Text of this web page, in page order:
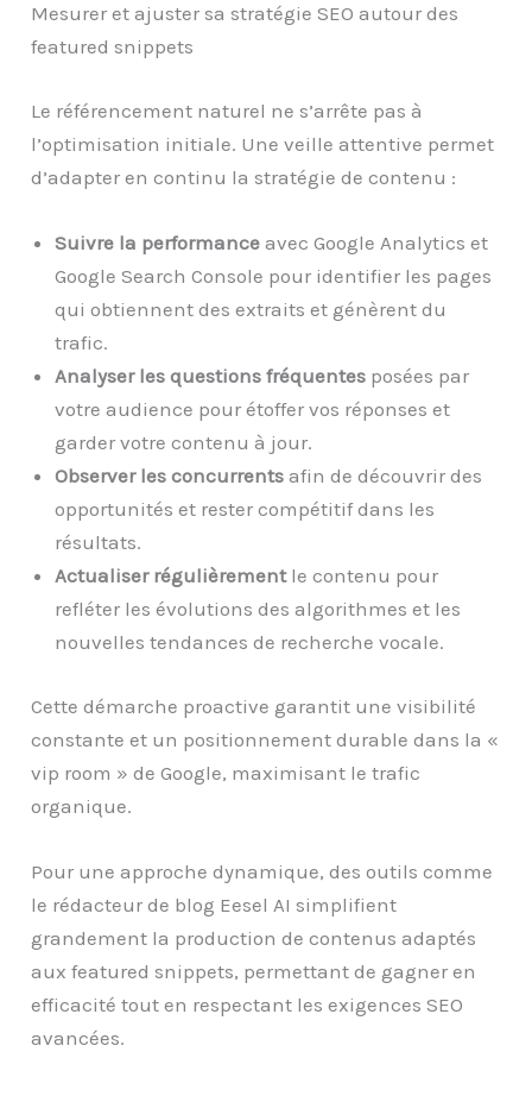
Mesurer et ajuster sa stratégie SEO autour des
featured snippets
Le référencement naturel ne s’arrête pas à
l’optimisation initiale. Une veille attentive permet
d’adapter en continu la stratégie de contenu :
Suivre la performance avec Google Analytics et
Google Search Console pour identifier les pages
qui obtiennent des extraits et génèrent du
trafic.
Analyser les questions fréquentes posées par
votre audience pour étoffer vos réponses et
garder votre contenu à jour.
Observer les concurrents afin de découvrir des
opportunités et rester compétitif dans les
résultats.
Actualiser régulièrementle contenu pour
refléter les évolutions des algorithmes et les
nouvelles tendances de recherche vocale.
Cette démarche proactive garantit une visibilité
constante et un positionnement durable dans la «
vip room » de Google, maximisant le trafic
organique.
Pour une approche dynamique, des outils comme
le rédacteur de blog Eesel AI simplifient
grandement la production de contenus adaptés
aux featured snippets, permettant de gagner en
efficacité tout en respectant les exigences SEO
avancées.